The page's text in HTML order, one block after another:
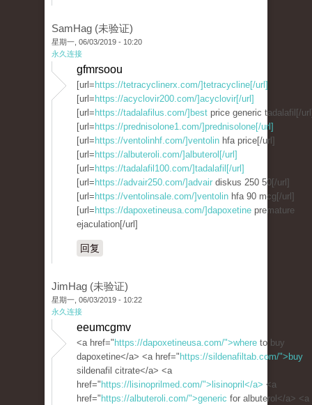
SamHag (未验证)
星期一, 06/03/2019 - 10:20
永久连接
gfmrsoou
[url= https://tetracyclinerx.com/]tetracycline[/url]
[url= https://acyclovir200.com/]acyclovir[/url]
[url= https://tadalafilus.com/]best price generic tadalafil[/
[url= https://prednisolone1.com/]prednisolone[/url]
[url= https://ventolinhf.com/]ventolin hfa price[/url]
[url= https://albuteroli.com/]albuterol[/url]
[url= https://tadalafil100.com/]tadalafil[/url]
[url= https://advair250.com/]advair diskus 250 50[/url]
[url= https://ventolinsale.com/]ventolin hfa 90 mcg[/url]
[url= https://dapoxetineusa.com/]dapoxetine premature
ejaculation[/url]
回复
JimHag (未验证)
星期一, 06/03/2019 - 10:22
永久连接
eeumcgmv
<a href=" https://dapoxetineusa.com/">where to buy
dapoxetine</a> <a href=" https://sildenafiltab.com/">buy
sildenafil citrate</a> <a
href=" https://lisinoprilmed.com/">lisinopril</a> <a
href=" https://albuteroli.com/">generic for albuterol</a> <a